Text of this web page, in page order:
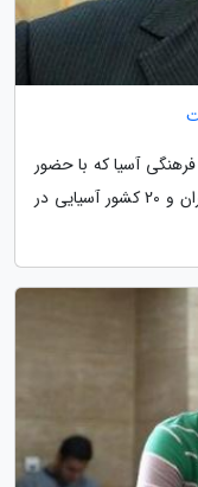
آسیا که با حضور
70 نفر از شخصیت های فرهنگی و علمی از ایران و 20 کشور آسیایی در